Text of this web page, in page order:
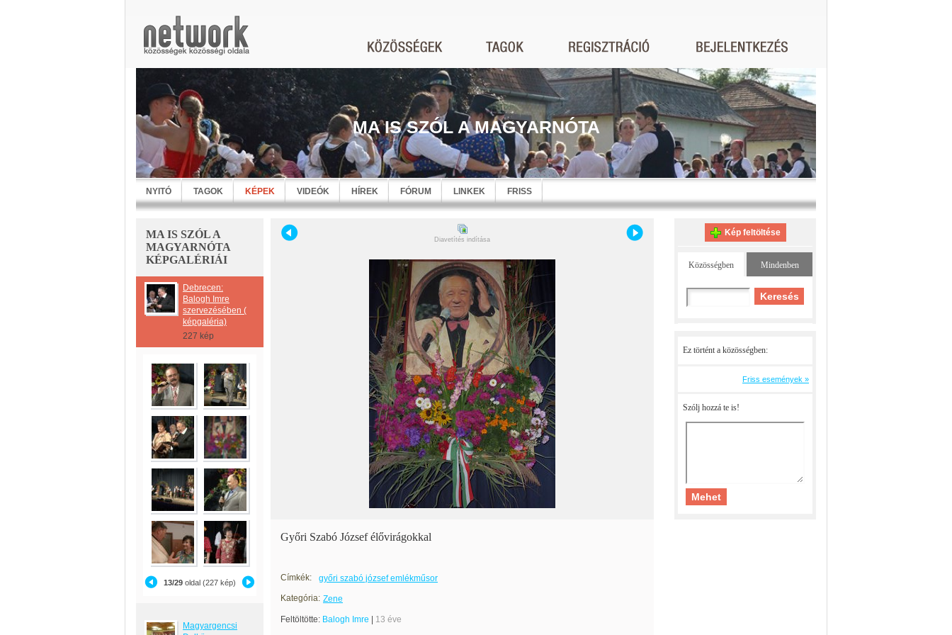
MA IS SZÓL A MAGYARNÓTA
NYITÓ TAGOK KÉPEK VIDEÓK HÍREK FÓRUM LINKEK FRISS
MA IS SZÓL A
MAGYARNÓTA
KÉPGALÉRIÁI
Debrecen:
Balogh Imre
szervezésében (
képgaléria)
227 kép
13/29 oldal (227 kép)
Magyargencsi
Diavetítés indítása
Győri Szabó József élővirágokkal
Címkék:
győri szabó józsef emlékműsor
Kategória: Zene
Feltöltötte: Balogh Imre 13 éve
Kép feltöltése
Közösségben Mindenben
Ez történt a közösségben:
Friss események »
Szólj hozzá te is!